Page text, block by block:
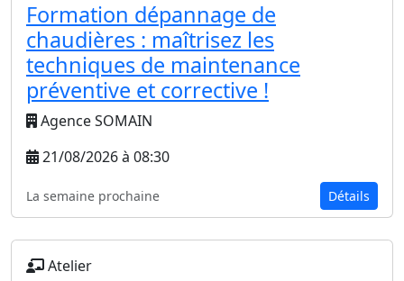
Formation dépannage de
chaudières : maîtrisez les
techniques de maintenance
préventive et corrective !
Agence SOMAIN
21/08/2026 à 08:30
La semaine prochaine Détails
Atelier